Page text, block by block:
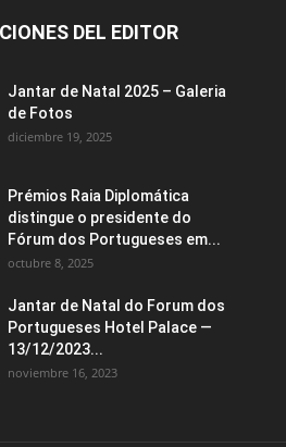
DEL EDITOR
Jantar de Natal 2025 – Galeria
de Fotos
diciembre 19, 2025
Prémios Raia Diplomática
distingue o presidente do
Fórum dos Portugueses em...
octubre 8, 2025
Jantar de Natal do Forum dos
Portugueses Hotel Palace —
13/12/2023...
noviembre 16, 2023